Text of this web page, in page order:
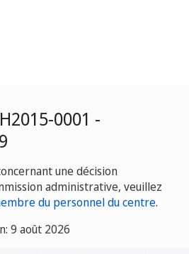
0001 -
une décision
administrative, veuillez
du personnel du centre.
9 août 2026